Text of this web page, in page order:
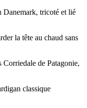
Danemark, tricoté et lié
la tête au chaud sans
de Patagonie,
classique